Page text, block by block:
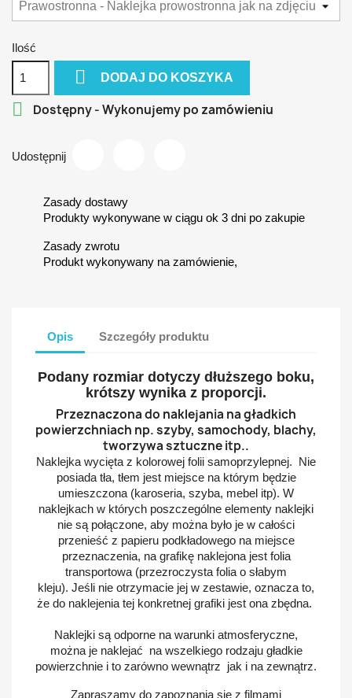
Ilość
 DODAJ DO KOSZYKA
 Dostępny - Wykonujemy po zamówieniu
Udostępnij
Zasady dostawy
Produkty wykonywane w ciągu ok 3 dni po zakupie
Zasady zwrotu
Produkt wykonywany na zamówienie,
Opis Szczegóły produktu
Podany rozmiar dotyczy dłuższego boku,
krótszy wynika z proporcji.
Przeznaczona do naklejania na gładkich
powierzchniach np. szyby, samochody, blachy,
tworzywa sztuczne itp..
Naklejka wycięta z kolorowej folii samoprzylepnej. Nie
posiada tła, tłem jest miejsce na którym będzie
umieszczona (karoseria, szyba, mebel itp). W
naklejkach w których poszczególne elementy naklejki
nie są połączone, aby można było je w całości
przenieść z papieru podkładowego na miejsce
przeznaczenia, na grafikę naklejona jest folia
transportowa (przezroczysta folia o słabym
kleju). Jeśli nie otrzymacie jej w zestawie, oznacza to,
że do naklejenia tej konkretnej grafiki jest ona zbędna.
Naklejki są odporne na warunki atmosferyczne,
można je naklejać na wszelkiego rodzaju gładkie
powierzchnie i to zarówno wewnątrz jak i na zewnątrz.
Zapraszamy do zapoznania się z filmami